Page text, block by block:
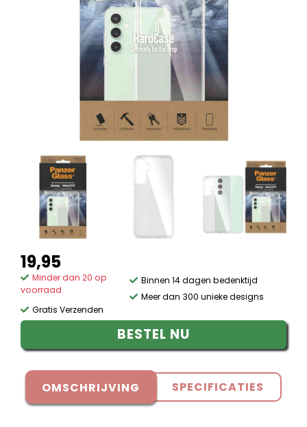
19,95
Minder dan 20 op
voorraad
Gratis Verzenden
Binnen 14 dagen bedenktijd
Meer dan 300 unieke designs
BESTEL NU
OMSCHRIJVING SPECIFICATIES